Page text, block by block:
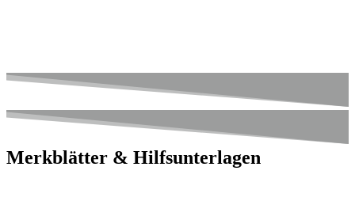
Merkblätter & Hilfsunterlagen